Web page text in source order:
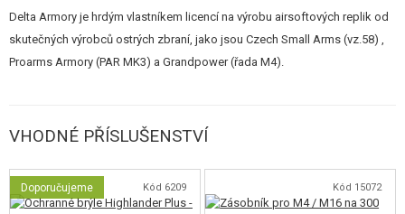
kvalitní 8 mm kuličková ložiska
odolná kovová kola
SHS ramínko trysky
Bez upgradu kabeláže (instalace mosfetu/procesorovky/ETU)
dělenoumax. 9,6V NiMH bateriis kapacitou 1100mAh nebo NiMH 9,6V
1600mAh.
Delta Armory je hrdým vlastníkem licencí na výrobu airsoftových replik od
skutečných výrobců ostrých zbraní, jako jsou Czech Small Arms (vz.58) ,
Proarms Armory (PAR MK3) a Grandpower (řada M4).
VHODNÉ PŘÍSLUŠENSTVÍ
Doporučujeme Kód 6209 Kód 15072